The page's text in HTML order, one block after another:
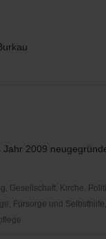
2009
Gesellschaft, Kirche,
Fürsorge und